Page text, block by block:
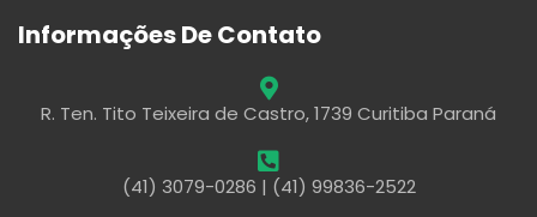
Informações De Contato
R. Ten. Tito Teixeira de Castro, 1739 Curitiba Paraná
(41) 3079-0286 | (41) 99836-2522